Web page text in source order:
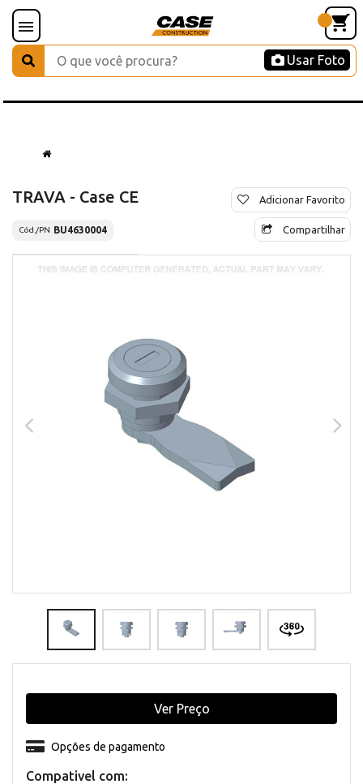
Usar Foto
TRAVA - Case CE
Cód./PN BU4630004
Adicionar Favorito
Compartilhar
Compativel com:
Opções de pagamento
Ver Preço